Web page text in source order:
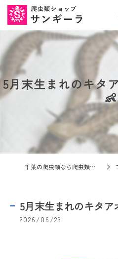
5月末生まれのキタ
👶
千葉の爬虫類なら爬虫類ショップ サンギーラ
5月末生まれのキタ
2026/06/23